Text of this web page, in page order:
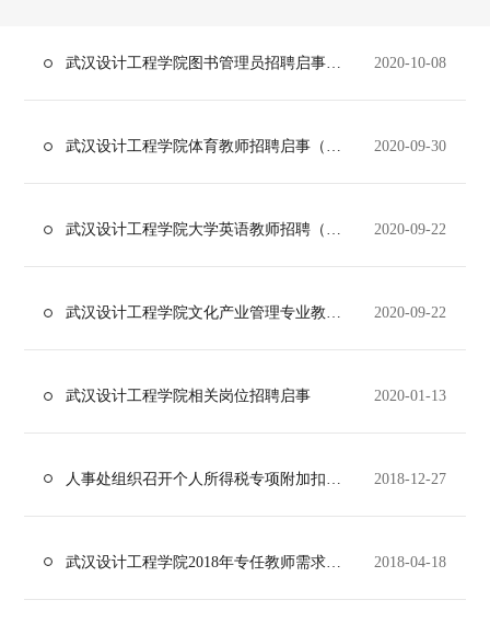
武汉设计工程学院图书管理员招聘启事（下线） 2020-10-08
武汉设计工程学院体育教师招聘启事（停止接收简历） 2020-09-30
2020-09-22
2020-09-22
武汉设计工程学院相关岗位招聘启事 2020-01-13
2018-12-27
武汉设计工程学院2018年专任教师需求计划 2018-04-18